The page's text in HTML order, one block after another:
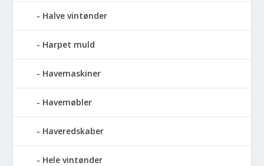
Halve vintønder
Harpet muld
Havemaskiner
Havemøbler
Haveredskaber
Hele vintønder